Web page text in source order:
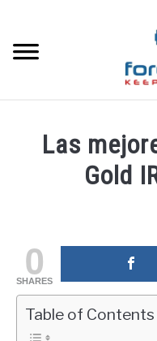
content
HOME ESPAÑOLA
LA INVERSIÓN
Las
Gold
in
Educación
financiera
0
SHARES
Table of Contents